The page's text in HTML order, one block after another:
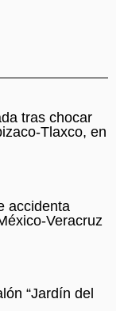
tras chocar
Tlaxco, en
accidenta
Veracruz
“Jardín del